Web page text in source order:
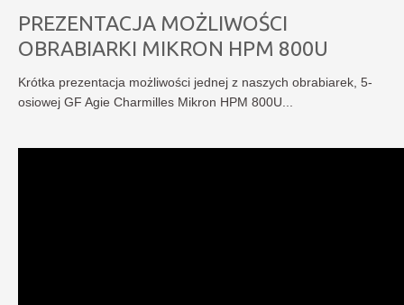
PREZENTACJA MOŻLIWOŚCI
OBRABIARKI MIKRON HPM 800U
Krótka prezentacja możliwości jednej z naszych obrabiarek, 5-
osiowej GF Agie Charmilles Mikron HPM 800U...